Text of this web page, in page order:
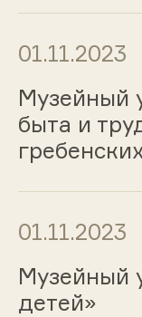
01.11.2023
Музейный
быта и
01.11.2023
Музейный
детей»